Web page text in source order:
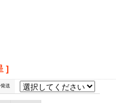
]
送